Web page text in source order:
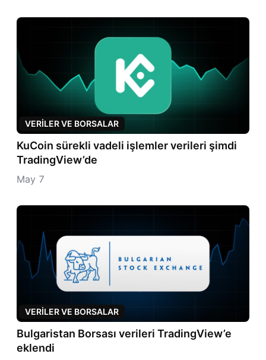
VERILER VE BORSALAR
KuCoin sürekli vadeli işlemler verileri şimdi
TradingView’de
May 7
VERILER VE BORSALAR
Bulgaristan Borsası verileri TradingView’e
eklendi